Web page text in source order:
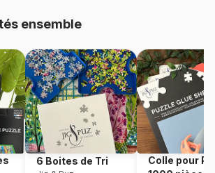
Pologne
Castorland-53018
5904438053018
500 pièces
47 x 33 cm
ensemble
6 Boites de Tri
Colle pour